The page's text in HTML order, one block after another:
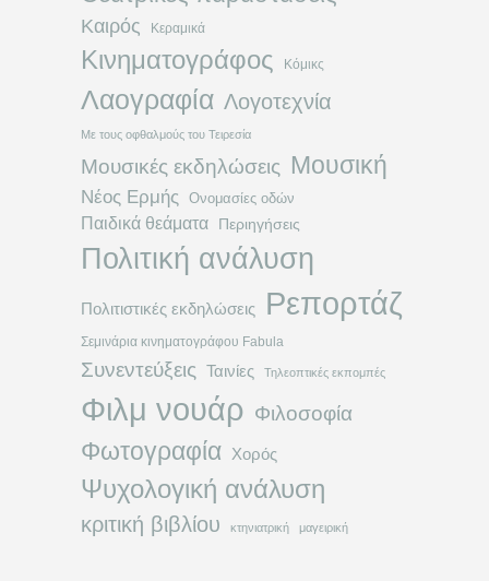
Καιρός Κεραμικά
Κινηματογράφος Κόμικς
Λαογραφία Λογοτεχνία
Με τους οφθαλμούς του Τειρεσία
Μουσικές εκδηλώσεις Μουσική
Νέος Ερμής Ονομασίες οδών
Παιδικά θεάματα Περιηγήσεις
Πολιτική ανάλυση
Πολιτιστικές εκδηλώσεις Ρεπορτάζ
Σεμινάρια κινηματογράφου Fabula
Συνεντεύξεις Ταινίες Τηλεοπτικές εκπομπές
Φιλμ νουάρ Φιλοσοφία
Φωτογραφία Χορός
Ψυχολογική ανάλυση
κριτική βιβλίου κτηνιατρική μαγειρική